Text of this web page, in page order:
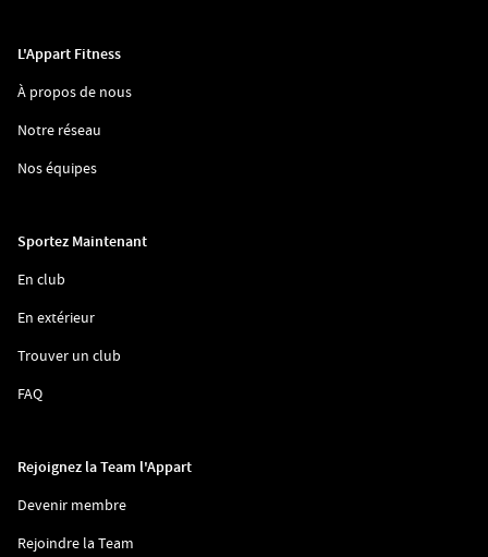
L'Appart Fitness
À propos de nous(ouvre
Notre réseau
Nos équipes(ouvre
fenêtre)
Sportez Maintenant
En club
une
nouvelle
fenêtre)
En extérieur(ouvre
une
nouvelle
Trouver un club
FAQ(ouvre
fenêtre)
Rejoignez la Team l'Appart
Devenir membre(ouvre
une
Rejoindre la Team